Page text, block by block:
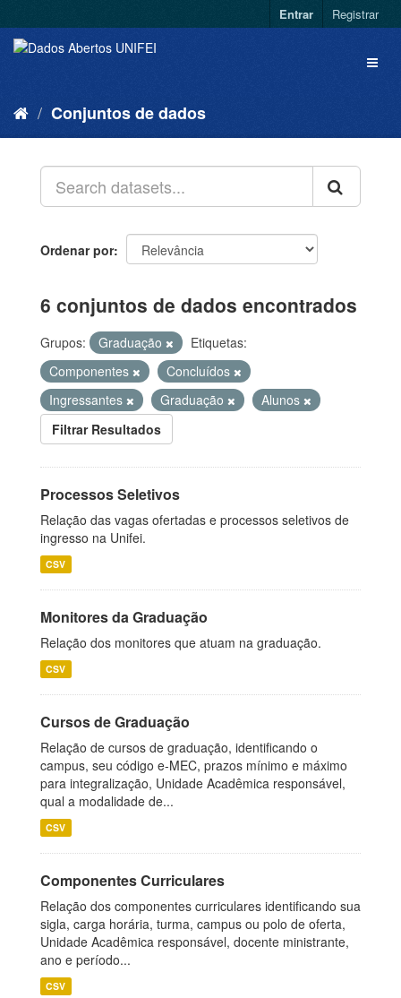
Entrar Registrar
Conjuntos de dados
Ordenar por
6 conjuntos de dados encontrados
Grupos: Graduação
Etiquetas:
Componentes
Concluídos
Ingressantes
Graduação
Alunos
Filtrar Resultados
Processos Seletivos
Relação das vagas ofertadas e processos seletivos de
ingresso na Unifei.
CSV
Monitores da Graduação
Relação dos monitores que atuam na graduação.
CSV
Cursos de Graduação
Relação de cursos de graduação, identificando o
campus, seu código e-MEC, prazos mínimo e máximo
para integralização, Unidade Acadêmica responsável,
qual a modalidade de...
CSV
Componentes Curriculares
Relação dos componentes curriculares identificando sua
sigla, carga horária, turma, campus ou polo de oferta,
Unidade Acadêmica responsável, docente ministrante,
ano e período...
CSV